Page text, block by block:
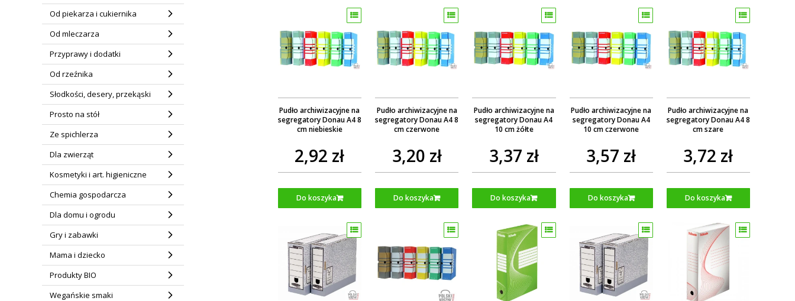
Od piekarza i cukiernika
Od mleczarza
Przyprawy i dodatki
Od rzeźnika
Słodkości, desery, przekąski
Prosto na stół
Ze spichlerza
Dla zwierząt
Kosmetyki i art. higieniczne
Chemia gospodarcza
Dla domu i ogrodu
Gry i zabawki
Mama i dziecko
Produkty BIO
Wegańskie smaki
Pudło archiwizacyjne na
segregatory Donau A4 8
cm niebieskie
2,92 zł
Do koszyka
Pudło archiwizacyjne na
segregatory Donau A4 8
cm czerwone
3,20 zł
Do koszyka
Pudło archiwizacyjne na
segregatory Donau A4
10 cm żółte
3,37 zł
Do koszyka
Pudło archiwizacyjne na
segregatory Donau A4
10 cm czerwone
3,57 zł
Do koszyka
Pudło archiwizacyjne na
segregatory Donau A4 8
cm szare
3,72 zł
Do koszyka